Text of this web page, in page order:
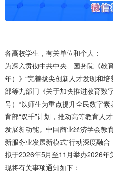
各高校学生，有关单位和个人：
为深入贯彻中共中央、国务院《
年）》“完善拔尖创新人才发现和
部等九部门《关于加快推进教育数
号）“以师生为重点提升全民数字
育部“双千”计划，推动高等教育人
发展新动能。中国商业经济学会教
新服务业发展新模式”行动深度融
拟于2026年5月至11月举办2026年
现将有关事项通知如下：